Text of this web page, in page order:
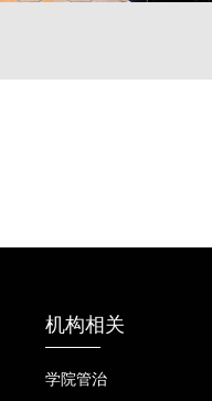
机构相关
学院管治